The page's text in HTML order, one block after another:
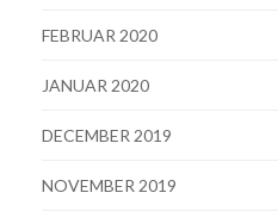
FEBRUAR 2020
JANUAR 2020
DECEMBER 2019
NOVEMBER 2019